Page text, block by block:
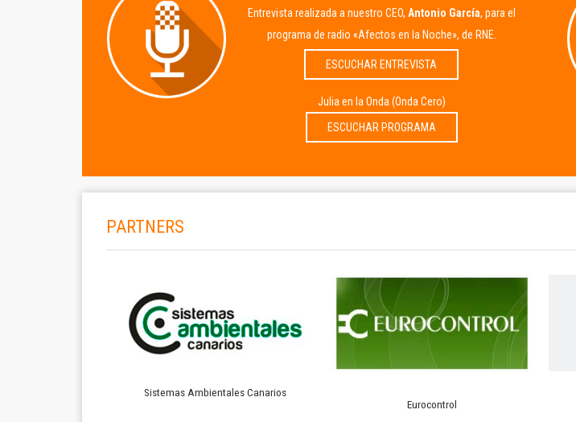
Entrevista realizada a nuestro CEO, Antonio García, para el
programa de radio «Afectos en la Noche», de RNE.
ESCUCHAR ENTREVISTA
Julia en la Onda (Onda Cero)
ESCUCHAR PROGRAMA
PARTNERS
Sistemas Ambientales Canarios
Eurocontrol